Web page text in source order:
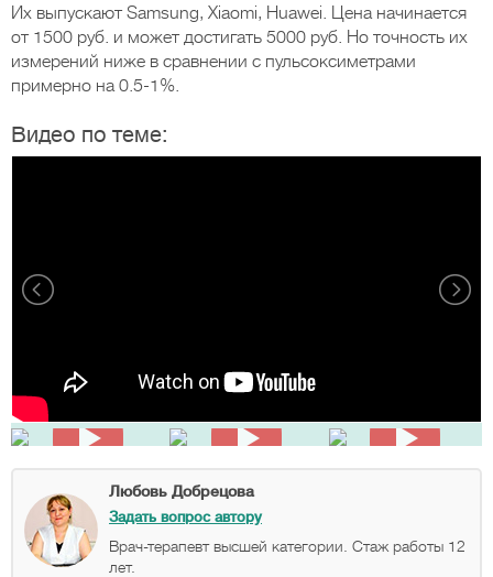
Их выпускают Samsung, Xiaomi, Huawei. Цена начинается
от 1500 руб. и может достигать 5000 руб. Но точность их
измерений ниже в сравнении с пульсоксиметрами
примерно на 0.5-1%.
Видео по теме:
Любовь Добрецова
Задать вопрос автору
Врач-терапевт высшей категории. Стаж работы 12
лет.